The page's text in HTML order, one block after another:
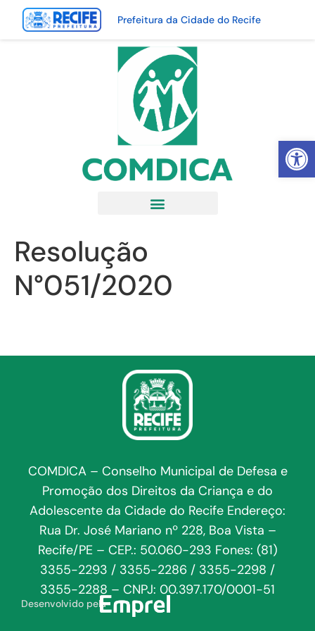
Abrir
Prefeitura da Cidade do Recife
Resolução
N°051/2020
COMDICA – Conselho Municipal de Defesa e
Promoção dos Direitos da Criança e do
Adolescente da Cidade do Recife Endereço:
Rua Dr. José Mariano nº 228, Boa Vista –
Recife/PE – CEP.: 50.060-293 Fones: (81)
3355-2293 / 3355-2286 / 3355-2298 /
3355-2288 – CNPJ: 00.397.170/0001-51
Desenvolvido pela